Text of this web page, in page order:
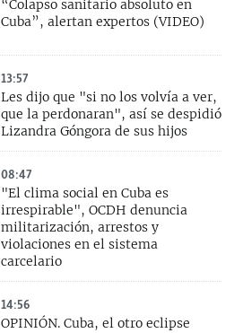
“Colapso sanitario absoluto en
Cuba”, alertan expertos (VIDEO)
13:57
Les dijo que "si no los volvía a ver,
que la perdonaran", así se despidió
Lizandra Góngora de sus hijos
08:47
"El clima social en Cuba es
irrespirable", OCDH denuncia
militarización, arrestos y
violaciones en el sistema
carcelario
14:56
OPINIÓN. Cuba, el otro eclipse